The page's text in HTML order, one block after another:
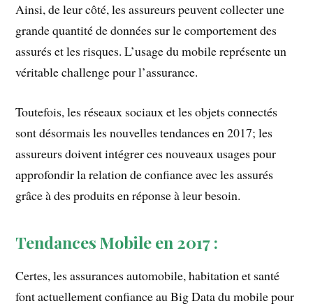
Ainsi, de leur côté, les assureurs peuvent collecter une
grande quantité de données sur le comportement des
assurés et les risques. L’usage du mobile représente un
véritable challenge pour l’assurance.
Toutefois, les réseaux sociaux et les objets connectés
sont désormais les nouvelles tendances en 2017; les
assureurs doivent intégrer ces nouveaux usages pour
approfondir la relation de confiance avec les assurés
grâce à des produits en réponse à leur besoin.
Tendances Mobile en 2017 :
Certes, les assurances automobile, habitation et santé
font actuellement confiance au Big Data du mobile pour